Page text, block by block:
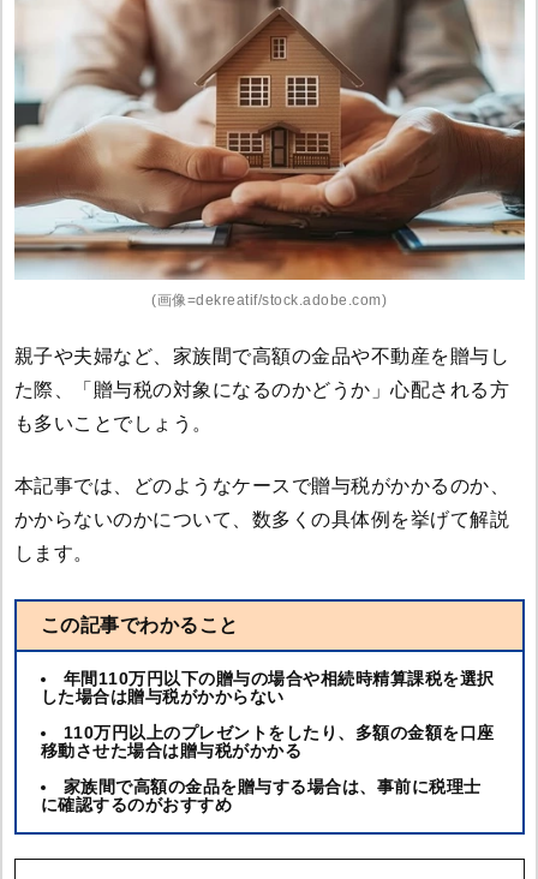
マ
ー
ク
(画像=dekreatif/stock.adobe.com)
親子や夫婦など、家族間で高額の金品や不動産を贈与し
た際、「贈与税の対象になるのかどうか」心配される方
も多いことでしょう。
本記事では、どのようなケースで贈与税がかかるのか、
かからないのかについて、数多くの具体例を挙げて解説
します。
この記事でわかること
年間110万円以下の贈与の場合や相続時精算課税を選択
した場合は贈与税がかからない
110万円以上のプレゼントをしたり、多額の金額を口座
移動させた場合は贈与税がかかる
家族間で高額の金品を贈与する場合は、事前に税理士
に確認するのがおすすめ